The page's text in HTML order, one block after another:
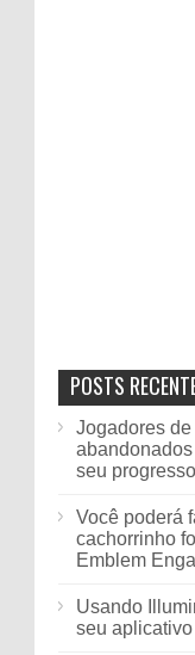
POSTS
Jogadores
seu progresso
Você poderá
cachorrinho
Emblem
Usando
seu